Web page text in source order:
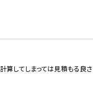
計算してしまっては見積もる良さ